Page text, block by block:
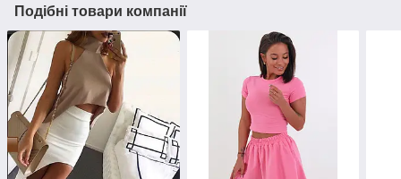
Подібні товари компанії